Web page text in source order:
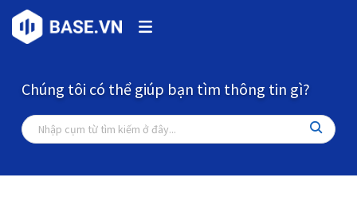
Chúng tôi có thể giúp bạn tìm thông tin gì?